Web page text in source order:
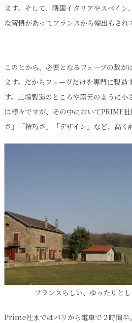
ます。そして、隣国イタリアやスペイン
な習慣があってフランスから輸出もされ
このとから、必要となるフェーブの数が
ます。だからフェーヴだけを専門に製造
す。工場製造のところや窯元のように小
は様々ですが、その中においてPRIME
さ」「精巧さ」「デザイン」など、高く
フランスらしい、ゆったりと
Prime社まではパリから電車で２時間半